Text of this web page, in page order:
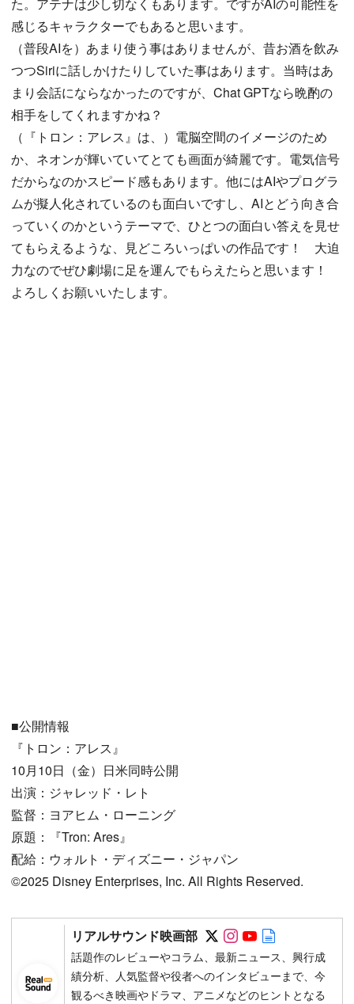
た。アテナは少し切なくもあります。ですがAIの可能性を
感じるキャラクターでもあると思います。
（普段AIを）あまり使う事はありませんが、昔お酒を飲み
つつSiriに話しかけたりしていた事はあります。当時はあ
まり会話にならなかったのですが、Chat GPTなら晩酌の
相手をしてくれますかね？
（『トロン：アレス』は、）電脳空間のイメージのため
か、ネオンが輝いていてとても画面が綺麗です。電気信号
だからなのかスピード感もあります。他にはAIやプログラ
ムが擬人化されているのも面白いですし、AIとどう向き合
っていくのかというテーマで、ひとつの面白い答えを見せ
てもらえるような、見どころいっぱいの作品です！ 大迫
力なのでぜひ劇場に足を運んでもらえたらと思います！
よろしくお願いいたします。
■公開情報
『トロン：アレス』
10月10日（金）日米同時公開
出演：ジャレッド・レト
監督：ヨアヒム・ローニング
原題：『Tron: Ares』
配給：ウォルト・ディズニー・ジャパン
©2025 Disney Enterprises, Inc. All Rights Reserved.
リアルサウンド映画部 Follow on SNS
Follow on SNS
Follow on
話題作のレビューやコラム、最新ニュース、興行成
績分析、人気監督や役者へのインタビューまで、今
観るべき映画やドラマ、アニメなどのヒントとなる